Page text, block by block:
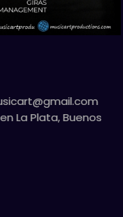
La Plata, Buenos